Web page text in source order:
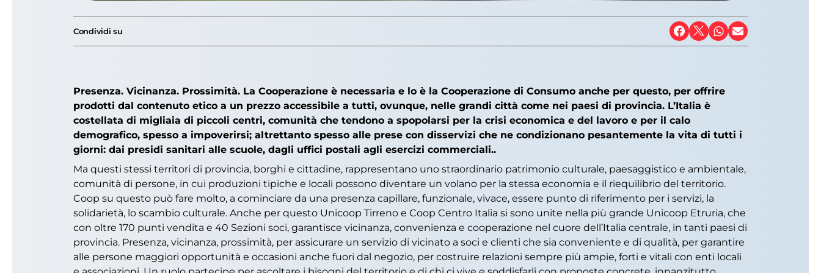
Condividi su
Presenza. Vicinanza. Prossimità. La Cooperazione è necessaria e lo è la Cooperazione di Consumo anche per questo, per offrire
prodotti dal contenuto etico a un prezzo accessibile a tutti, ovunque, nelle grandi città come nei paesi di provincia. L’Italia è
costellata di migliaia di piccoli centri, comunità che tendono a spopolarsi per la crisi economica e del lavoro e per il calo
demografico, spesso a impoverirsi; altrettanto spesso alle prese con disservizi che ne condizionano pesantemente la vita di tutti i
giorni: dai presidi sanitari alle scuole, dagli uffici postali agli esercizi commerciali..
Ma questi stessi territori di provincia, borghi e cittadine, rappresentano uno straordinario patrimonio culturale, paesaggistico e ambientale,
comunità di persone, in cui produzioni tipiche e locali possono diventare un volano per la stessa economia e il riequilibrio del territorio.
Coop su questo può fare molto, a cominciare da una presenza capillare, funzionale, vivace, essere punto di riferimento per i servizi, la
solidarietà, lo scambio culturale. Anche per questo Unicoop Tirreno e Coop Centro Italia si sono unite nella più grande Unicoop Etruria, che
con oltre 170 punti vendita e 40 Sezioni soci, garantisce vicinanza, convenienza e cooperazione nel cuore dell’Italia centrale, in tanti paesi di
provincia. Presenza, vicinanza, prossimità, per assicurare un servizio di vicinato a soci e clienti che sia conveniente e di qualità, per garantire
alle persone maggiori opportunità e occasioni anche fuori dal negozio, per costruire relazioni sempre più ampie, forti e vitali con enti locali